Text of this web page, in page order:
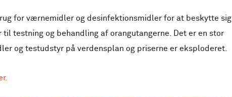
for værnemidler og desinfektionsmidler for at beskytte sig
testning og behandling af orangutangerne. Det er en stor
og testudstyr på verdensplan og priserne er eksploderet.